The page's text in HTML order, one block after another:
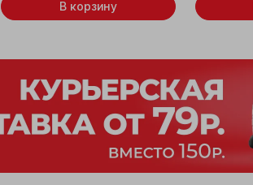
В корзину